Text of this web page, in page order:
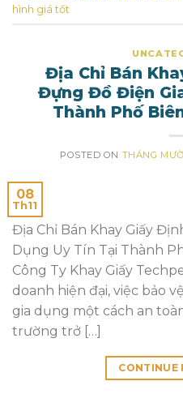
hình giá tốt
Địa Chỉ Bán
Đựng Đồ Điện
Thành Phố
POSTED ON THÁNG
08
Th11
Địa Chỉ Bán Khay Giấy
Dụng Uy Tín Tại Thành
Công Ty Khay Giấy
doanh hiện đại, việc bảo
gia dụng một cách an
trường trở […]
CONTINUE